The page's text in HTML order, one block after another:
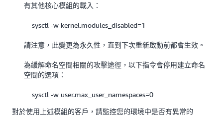
有其他核心模組的載入：
sysctl -w kernel.modules_disabled=1
請注意，此變更為永久性，直到下次重新啟動前都會生效。
為緩解命名空間相關的攻擊途徑，以下指令會停用建立命名
空間的選項：
sysctl -w user.max_user_namespaces=0
對於使用上述模組的客戶，請監控您的環境中是否有異常的